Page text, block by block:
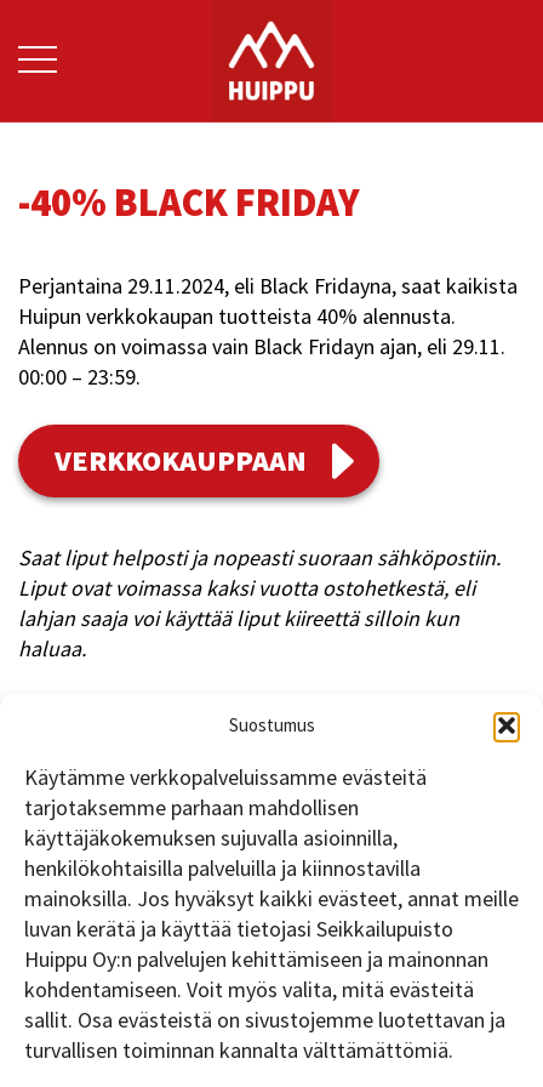
Suostumus
Käytämme verkkopalveluissamme evästeitä
tarjotaksemme parhaan mahdollisen
käyttäjäkokemuksen sujuvalla asioinnilla,
henkilökohtaisilla palveluilla ja kiinnostavilla
mainoksilla. Jos hyväksyt kaikki evästeet, annat meille
luvan kerätä ja käyttää tietojasi Seikkailupuisto
Huippu Oy:n palvelujen kehittämiseen ja mainonnan
kohdentamiseen. Voit myös valita, mitä evästeitä
sallit. Osa evästeistä on sivustojemme luotettavan ja
turvallisen toiminnan kannalta välttämättömiä.
to
content
-40% BLACK FRIDAY
Perjantaina 29.11.2024, eli Black Fridayna, saat kaikista
Huipun verkkokaupan tuotteista 40% alennusta.
Alennus on voimassa vain Black Fridayn ajan, eli 29.11.
00:00 – 23:59.
VERKKOKAUPPAAN
Saat liput helposti ja nopeasti suoraan sähköpostiin.
Liput ovat voimassa kaksi vuotta ostohetkestä, eli
lahjan saaja voi käyttää liput kiireettä silloin kun
haluaa.
TILAA UUTISKIRJE